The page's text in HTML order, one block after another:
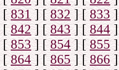
[831] [832] [833]
[842] [843] [844]
[853] [854] [855]
[864] [865] [ 866]